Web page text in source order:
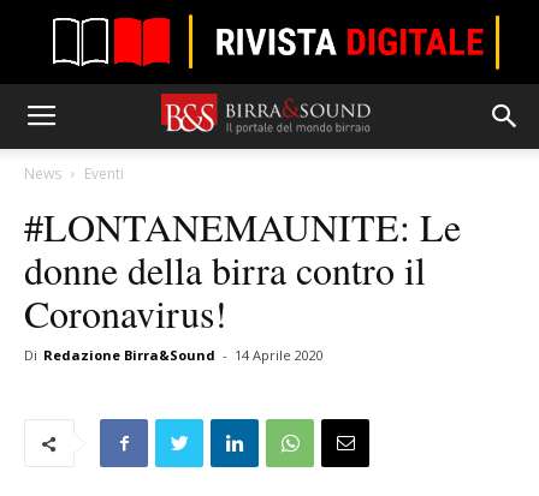
News Eventi
#LONTANEMAUNITE: Le
donne della birra contro il
Coronavirus!
Di Redazione Birra&Sound - 14 Aprile 2020